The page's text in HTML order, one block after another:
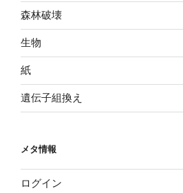
森林破壊
生物
紙
遺伝子組換え
メタ情報
ログイン